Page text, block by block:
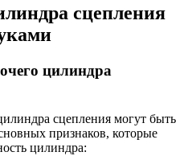
сцепления
цилиндра
сцепления могут быть
признаков, которые
цилиндра: